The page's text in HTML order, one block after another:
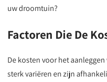
uw droomtuin?
Factoren Die De
De kosten voor het
sterk variëren en zijn